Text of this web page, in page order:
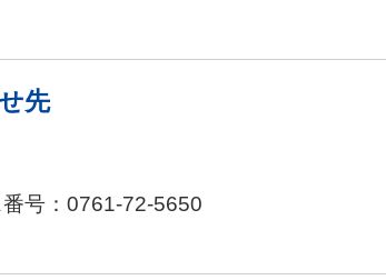
先
号：0761-72-5650